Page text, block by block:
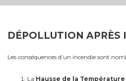
DÉPOLLUTION APRÈS
Les conséquences d’un incendie sont
La Hausse de la Température